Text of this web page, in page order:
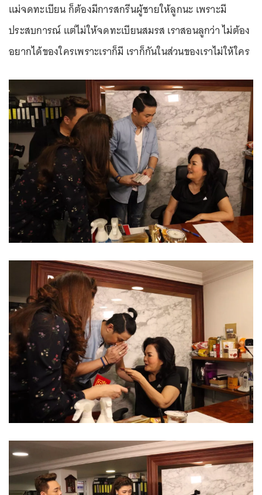
แม่จดทะเบียน ก็ต้องมีการสกรีนผู้ชายให้ลูกนะ เพราะมี
ประสบการณ์ แต่ไม่ให้จดทะเบียนสมรส เราสอนลูกว่า ไม่ต้อง
อยากได้ของใครเพราะเราก็มี เราก็กันในส่วนของเราไม่ให้ใคร